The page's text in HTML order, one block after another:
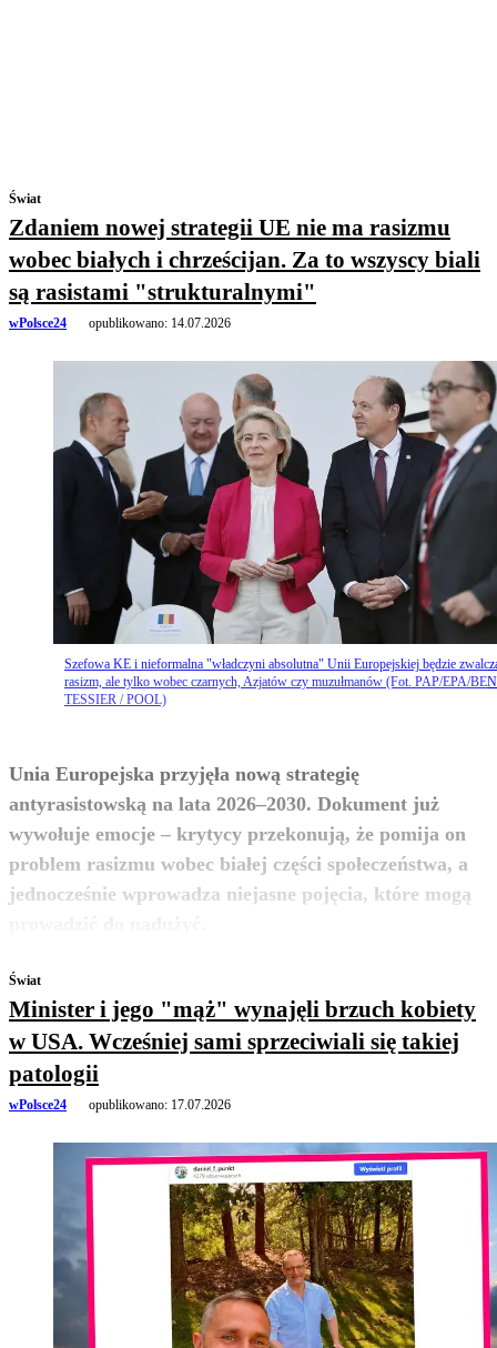
Świat
Zdaniem nowej strategii UE nie ma rasizmu
wobec białych i chrześcijan. Za to wszyscy biali
są rasistami "strukturalnymi"
wPolsce24 opublikowano: 14.07.2026
Szefowa KE i nieformalna "władczyni absolutna" Unii Europejskiej będzie
rasizm, ale tylko wobec czarnych, Azjatów czy muzułmanów (Fot. PAP/EPA/
TESSIER / POOL)
Unia Europejska przyjęła nową strategię
antyrasistowską na lata 2026–2030. Dokument już
wywołuje emocje – krytycy przekonują, że pomija on
problem rasizmu wobec białej części społeczeństwa, a
jednocześnie wprowadza niejasne pojęcia, które mogą
zobacz więcej
Świat
Minister i jego "mąż" wynajęli brzuch kobiety
w USA. Wcześniej sami sprzeciwiali się takiej
patologii
wPolsce24 opublikowano: 17.07.2026